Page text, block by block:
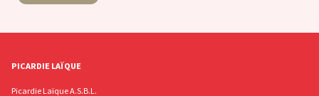
PICARDIE LAÏQUE
Picardie Laïque A.S.B.L.